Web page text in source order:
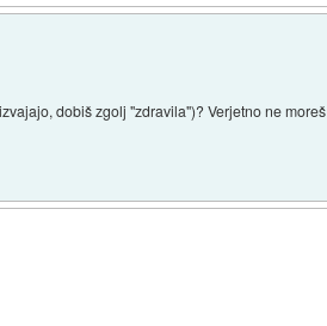
dobiš zgolj "zdravila")? Verjetno ne moreš